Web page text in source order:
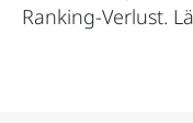
Ranking-Verlust.